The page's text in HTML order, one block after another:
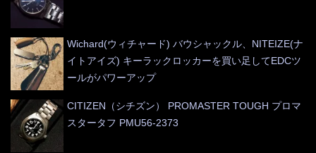
Wichard(ウィチャード) バウシャックル、NITEIZE(ナ
イトアイズ) キーラックロッカーを買い足してEDCツ
ールがパワーアップ
CITIZEN（シチズン） PROMASTER TOUGH プロマ
スタータフ PMU56-2373